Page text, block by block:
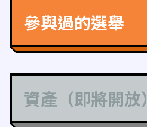
參與過的選舉
資產（即將開放）